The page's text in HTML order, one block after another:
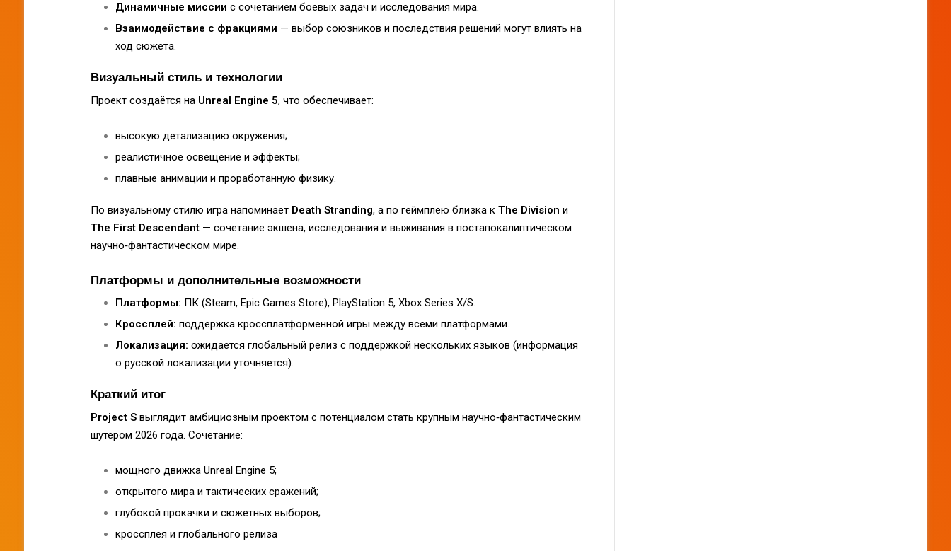
Динамичные миссии с сочетанием боевых задач и исследования мира.
Взаимодействие с фракциями — выбор союзников и последствия решений могут влиять на
ход сюжета.
Визуальный стиль и технологии
Проект создаётся на Unreal Engine 5, что обеспечивает:
высокую детализацию окружения;
реалистичное освещение и эффекты;
плавные анимации и проработанную физику.
По визуальному стилю игра напоминает Death Stranding, а по геймплею близка к The Division и
The First Descendant— сочетание экшена, исследования и выживания в постапокалиптическом
научно‑фантастическом мире.
Платформы и дополнительные возможности
Платформы: ПК (Steam, Epic Games Store), PlayStation 5, Xbox Series X/S.
Кроссплей: поддержка кроссплатформенной игры между всеми платформами.
Локализация: ожидается глобальный релиз с поддержкой нескольких языков (информация
о русской локализации уточняется).
Краткий итог
Project Sвыглядит амбициозным проектом с потенциалом стать крупным научно‑фантастическим
шутером 2026 года. Сочетание:
мощного движка Unreal Engine 5;
открытого мира и тактических сражений;
глубокой прокачки и сюжетных выборов;
кроссплея и глобального релиза